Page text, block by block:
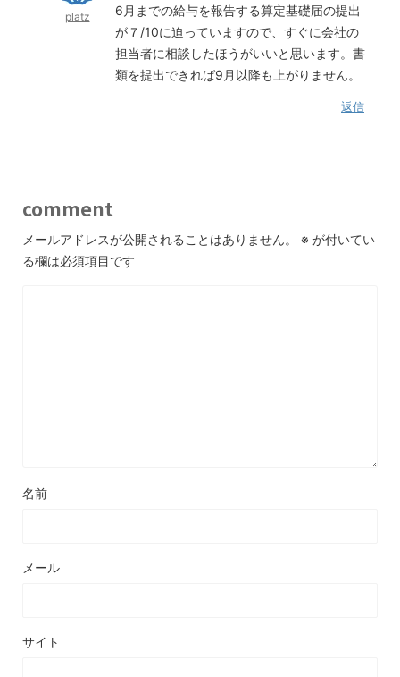
platz
6月までの給与を報告する算定基礎届の提出
が７/10に迫っていますので、すぐに会社の
担当者に相談したほうがいいと思います。書
類を提出できれば9月以降も上がりません。
返信
comment
メールアドレスが公開されることはありません。 ※ が付いてい
る欄は必須項目です
名前
メール
サイト